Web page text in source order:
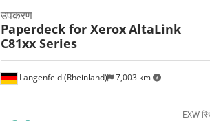
Langenfeld (Rheinland) 7,003 km
उपकरण
Paperdeck for XeroxAltaLink
C81xx Series
EXW